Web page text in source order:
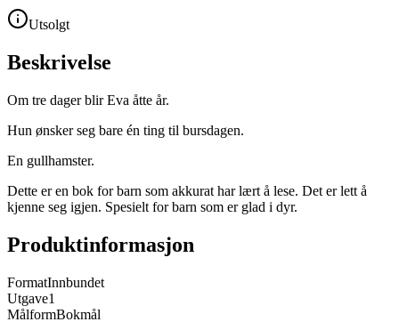
Utsolgt
Beskrivelse
Om tre dager blir Eva åtte år.
Hun ønsker seg bare én ting til bursdagen.
En gullhamster.
Dette er en bok for barn som akkurat har lært å lese. Det er lett å
kjenne seg igjen. Spesielt for barn som er glad i dyr.
Produktinformasjon
FormatInnbundet
Utgave1
MålformBokmål